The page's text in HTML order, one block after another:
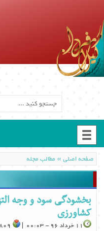
صفحه اصلی»مطالب مجله
بخشودگی سود و وجه
کشاورزی
11 خرداد 96 - 00:03 |